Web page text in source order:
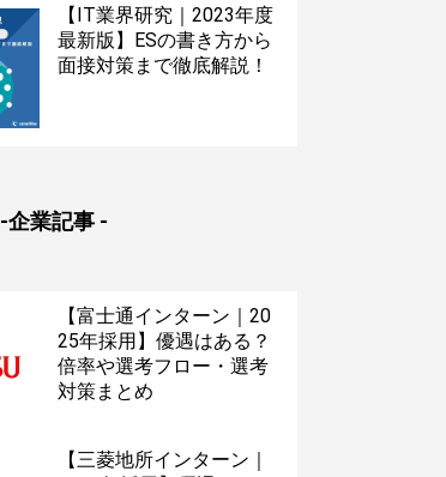
【IT業界研究｜2023年度
最新版】ESの書き方から
面接対策まで徹底解説！
-企業記事 -
【富士通インターン｜20
25年採用】優遇はある？
倍率や選考フロー・選考
対策まとめ
【三菱地所インターン｜